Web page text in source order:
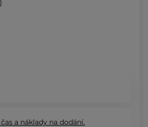
čas a náklady na dodání.